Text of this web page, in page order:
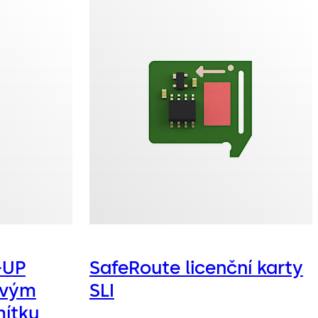
komplexních systémů únikových cest s
ovládáním pomocí softwaru pro správu dveří nebo
poplachu
se pomocí nouzového tlačítka nebo externího
kouřový hlásič) aktivuje alarm, který je signalizován
potřeby může být také předán do nadřízeného
SafeRoute automaticky uzamknou dveře
zamknutí není možné, sledování otevřených dveří
SafeRoute licenční karty
SLI